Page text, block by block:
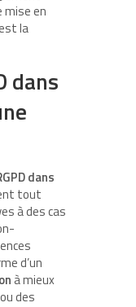
mise en
la
dans
dans
tout
à des cas
d’un
à mieux
des